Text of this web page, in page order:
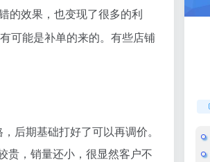
的效果，也变现了很多的利
可能是补单的来的。有些店铺
后期基础打好了可以再调价。
贵，销量还小，很显然客户不